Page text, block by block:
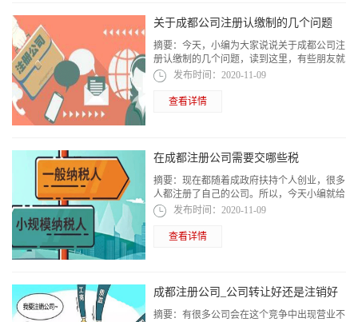
关于成都公司注册认缴制的几个问题
摘要：今天，小编为大家说说关于成都公司注
册认缴制的几个问题，读到这里，有些朋友就
会说我基本知道了，但是大家知道缴制里面的
发布时间：2020-11-09
查看详情
在成都注册公司需要交哪些税
摘要：现在都随着成政府扶持个人创业，很多
人都注册了自己的公司。所以，今天小编就给
大家聊聊在成都注册公司需要交哪些税?
发布时间： 2020-11-09
查看详情
成都注册公司_公司转让好还是注销好
摘要：有很多公司会在这个竞争中出现营业不